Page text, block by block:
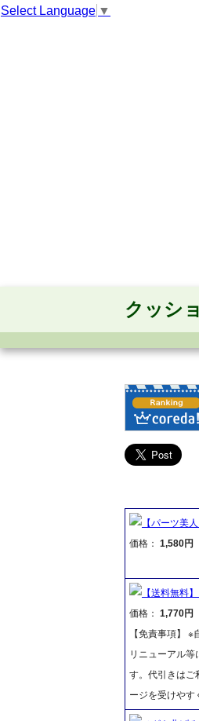
Select Language ▼
クッシ
【パーツ美
価格： 1,580円
【送料無料
価格： 1,770円
【免責事項】
リニューアル
す。代引きはご
ージを受けやす